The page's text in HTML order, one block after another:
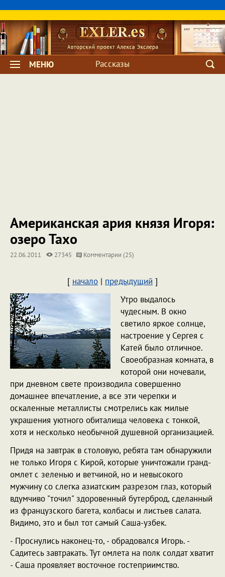
МЕНЮ Рассказы
Американская ария князя Игоря:
озеро Тахо
22.06.2011 27345 Комментарии (25)
[ начало | предыдущий ]
Утро выдалось
чудесным. В окно
светило яркое солнце,
настроение у Сергея с
Катей было отличное.
Своеобразная комната, в
которой они ночевали,
при дневном свете производила совершенно
домашнее впечатление, а все эти черепки и
оскаленные металлисты смотрелись как милые
украшения уютного обиталища человека с тонкой,
хотя и несколько необычной душевной организацией.
Придя на завтрак в столовую, ребята там обнаружили
не только Игоря с Кирой, которые уничтожали гранд-
омлет с зеленью и ветчиной, но и невысокого
мужчину со слегка азиатским разрезом глаз, который
вдумчиво "точил" здоровенный бутерброд, сделанный
из французского багета, колбасы и листьев салата.
Видимо, это и был тот самый Саша-узбек.
- Проснулись наконец-то, - обрадовался Игорь. -
Садитесь завтракать. Тут омлета на полк солдат хватит
- Саша проявляет восточное гостеприимство.